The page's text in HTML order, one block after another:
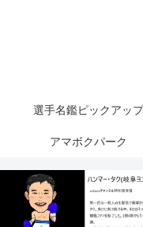
選手名鑑ピックアップ
アマボクパーク